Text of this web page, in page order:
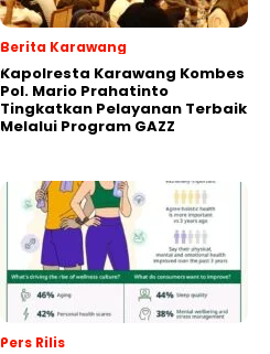
Berita Karawang
Kapolresta Karawang Kombes
Pol. Mario Prahatinto
Tingkatkan Pelayanan Terbaik
Melalui Program GAZZ
Pers Rilis